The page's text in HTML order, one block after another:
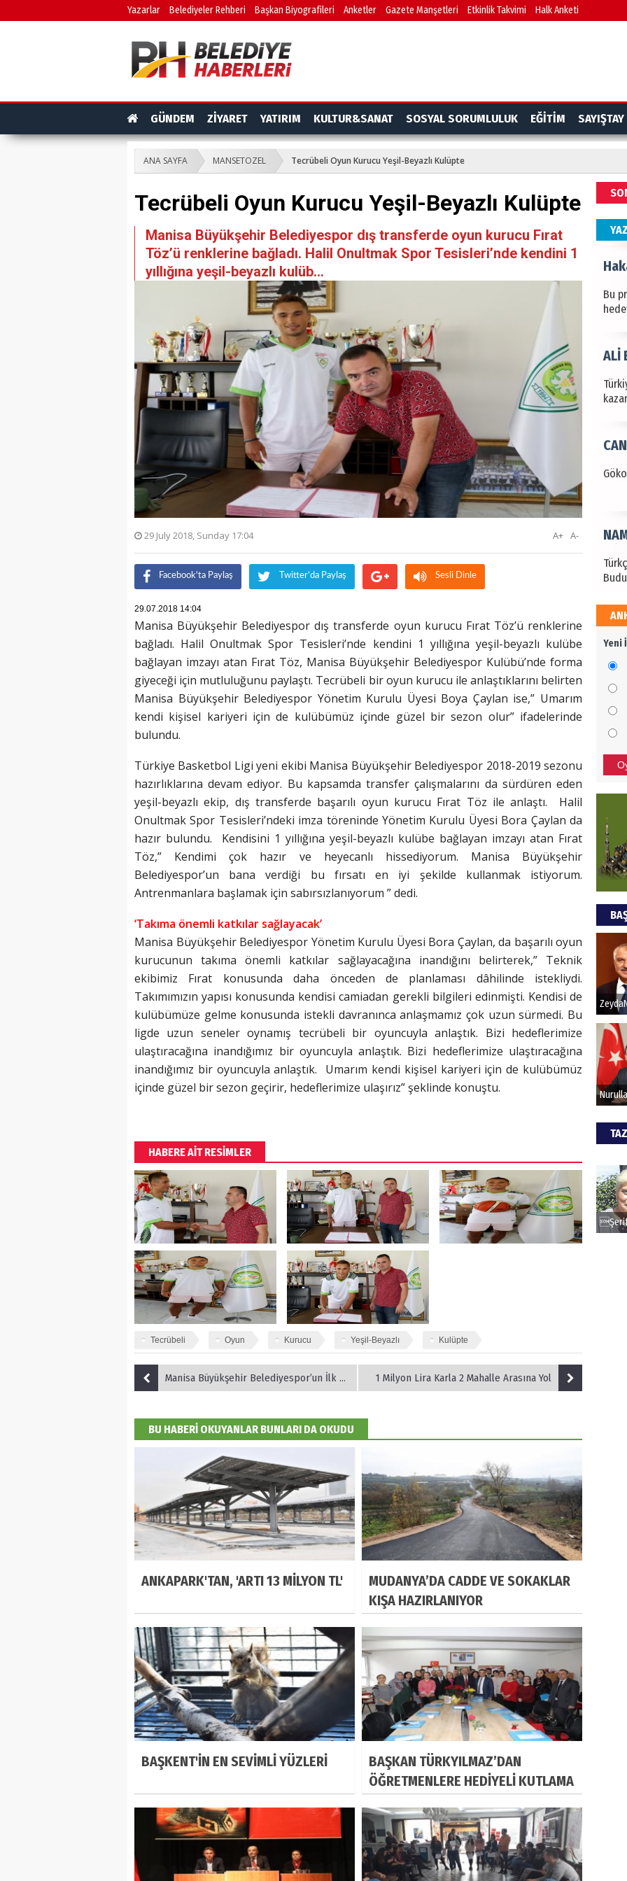
Yazarlar Belediyeler Rehberi Başkan Biyografileri Anketler Gazete Manşetleri Etkinlik Takvimi Halk Anketi
GÜNDEM ZİYARET YATIRIM KULTUR&SANAT SOSYAL SORUMLULUK EĞİTİM SAYIŞTAY
ANA SAYFA MANSETOZEL Tecrübeli Oyun Kurucu Yeşil-Beyazlı Kulüpte
Tecrübeli Oyun Kurucu Yeşil-Beyazlı Kulüpte
Manisa Büyükşehir Belediyespor dış transferde oyun kurucu Fırat
Töz’ü renklerine bağladı. Halil Onultmak Spor Tesisleri’nde kendini 1
yıllığına yeşil-beyazlı kulüb...
29 July 2018, Sunday 17:04 A-
A+
Facebook'ta Paylaş Twitter'da Paylaş Sesli Dinle
29.07.2018 14:04
Manisa Büyükşehir Belediyespor dış transferde oyun kurucu Fırat Töz’ü renklerine
bağladı. Halil Onultmak Spor Tesisleri’nde kendini 1 yıllığına yeşil-beyazlı kulübe
bağlayan imzayı atan Fırat Töz, Manisa Büyükşehir Belediyespor Kulübü’nde forma
giyeceği için mutluluğunu paylaştı. Tecrübeli bir oyun kurucu ile anlaştıklarını belirten
Manisa Büyükşehir Belediyespor Yönetim Kurulu Üyesi Boya Çaylan ise,” Umarım
kendi kişisel kariyeri için de kulübümüz içinde güzel bir sezon olur” ifadelerinde
bulundu.
Türkiye Basketbol Ligi yeni ekibi Manisa Büyükşehir Belediyespor 2018-2019 sezonu
hazırlıklarına devam ediyor. Bu kapsamda transfer çalışmalarını da sürdüren eden
yeşil-beyazlı ekip, dış transferde başarılı oyun kurucu Fırat Töz ile anlaştı. Halil
Onultmak Spor Tesisleri’ndeki imza töreninde Yönetim Kurulu Üyesi Bora Çaylan da
hazır bulundu. Kendisini 1 yıllığına yeşil-beyazlı kulübe bağlayan imzayı atan Fırat
Töz,” Kendimi çok hazır ve heyecanlı hissediyorum. Manisa Büyükşehir
Belediyespor’un bana verdiği bu fırsatı en iyi şekilde kullanmak istiyorum.
Antrenmanlara başlamak için sabırsızlanıyorum ” dedi.
‘Takıma önemli katkılar sağlayacak’
Manisa Büyükşehir Belediyespor Yönetim Kurulu Üyesi Bora Çaylan, da başarılı oyun
kurucunun takıma önemli katkılar sağlayacağına inandığını belirterek,” Teknik
ekibimiz Fırat konusunda daha önceden de planlaması dâhilinde istekliydi.
Takımımızın yapısı konusunda kendisi camiadan gerekli bilgileri edinmişti. Kendisi de
kulübümüze gelme konusunda istekli davranınca anlaşmamız çok uzun sürmedi. Bu
ligde uzun seneler oynamış tecrübeli bir oyuncuyla anlaştık. Bizi hedeflerimize
ulaştıracağına inandığımız bir oyuncuyla anlaştık. Bizi hedeflerimize ulaştıracağına
inandığımız bir oyuncuyla anlaştık. Umarım kendi kişisel kariyeri için de kulübümüz
içinde güzel bir sezon geçirir, hedeflerimize ulaşırız” şeklinde konuştu.
HABERE AİT RESİMLER
Tecrübeli Oyun Kurucu Yeşil-Beyazlı Kulüpte
Manisa Büyükşehir Belediyespor’un İlk Hazırlık Maçında Rakibi Fatsa Belediyespor 1 Milyon Lira Karla 2 Mahalle Arasına Yol
BU HABERİ OKUYANLAR BUNLARI DA OKUDU
ANKAPARK'TAN, 'ARTI 13 MİLYON TL'
MUDANYA’DA CADDE VE SOKAKLAR
KIŞA HAZIRLANIYOR
BAŞKENT'İN EN SEVİMLİ YÜZLERİ
BAŞKAN TÜRKYILMAZ’DAN
ÖĞRETMENLERE HEDİYELİ KUTLAMA
Bu
ALİ
Bu
Yeni